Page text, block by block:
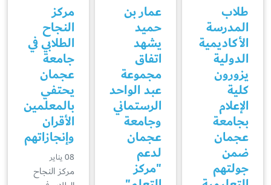
طلاب
المدرسة
الأكاديمية
الدولية
يزورون
كلية
الإعلام
بجامعة
عجمان
ضمن
جولتهم
عمار بن
حميد
يشهد
اتفاق
مجموعة
عبد الواحد
الرستماني
وجامعة
عجمان
لدعم
"مركز
مركز
النجاح
الطلابي في
جامعة
عجمان
يحتفي
بالمعلمين
الأقران
وإنجازاتهم
08 يناير
مركز النجاح